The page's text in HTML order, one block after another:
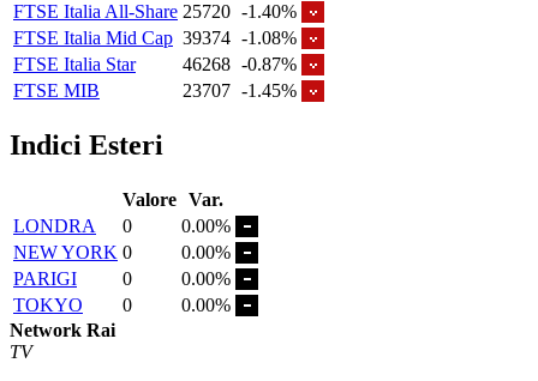
FTSE Italia All-Share 25720 -1.40%
FTSE Italia Mid Cap 39374 -1.08%
FTSE Italia Star
46268 -0.87%
FTSE MIB
23707 -1.45%
Indici Esteri
Valore Var.
LONDRA
0
0.00%
NEW YORK 0
0.00%
PARIGI
0
0.00%
TOKYO
0
0.00%
Network Rai
TV